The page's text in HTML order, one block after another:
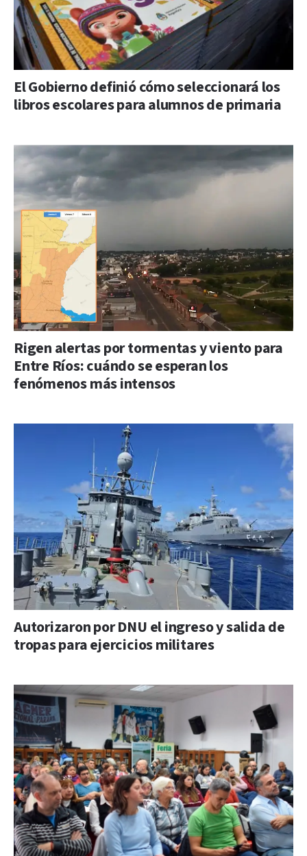
El Gobierno definió cómo seleccionará los
libros escolares para alumnos de primaria
Rigen alertas por tormentas y viento para
Entre Ríos: cuándo se esperan los
fenómenos más intensos
Autorizaron por DNU el ingreso y salida de
tropas para ejercicios militares